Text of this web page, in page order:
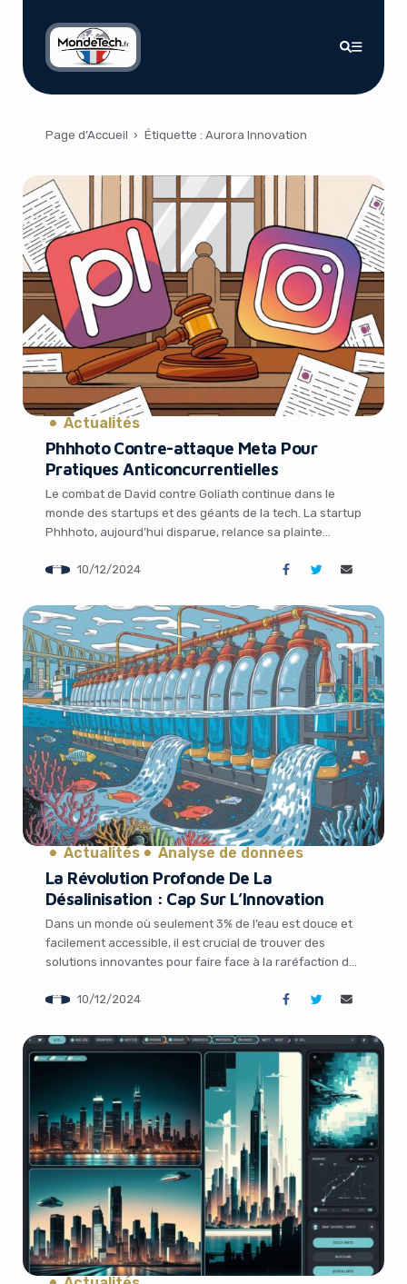
Page d’Accueil › Étiquette : Aurora Innovation
Actualités
Phhhoto Contre-attaque Meta Pour
Pratiques Anticoncurrentielles
Le combat de David contre Goliath continue dans le
monde des startups et des géants de la tech. La startup
Phhhoto, aujourd’hui disparue, relance sa plainte
Instagram, devant les tribunaux américains. Selon
anticoncurrentielles qui ont précipité sa chute, en […]
10/12/2024
Actualités Analyse de données
La Révolution Profonde De La
Désalinisation : Cap Sur L’Innovation
Dans un monde où seulement 3% de l’eau est douce et
facilement accessible, il est crucial de trouver des
solutions innovantes pour faire face à la raréfaction de
sont confrontées à des sécheresses de plus en plus
océans, qui […]
10/12/2024